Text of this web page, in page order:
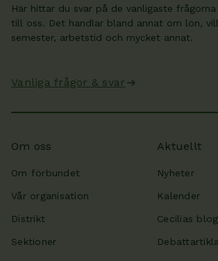
Här hittar du svar på de vanligaste
till oss. Det handlar bland annat om lön,
semester, arbetstid och mycket annat.
Vanliga frågor & svar
Om oss
Om förbundet
Vår organisation
Distrikt
Sektioner
Aktuellt
Nyheter
Kalender
Cecilias